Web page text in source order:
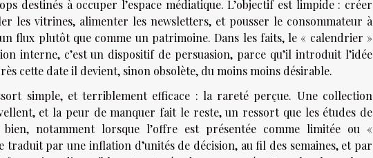
destinés à occuper l’espace médiatique. L’objectif est limpide : créer
les vitrines, alimenter les newsletters, et pousser le consommateur à
flux plutôt que comme un patrimoine. Dans les faits, le « calendrier »
interne, c’est un dispositif de persuasion, parce qu’il introduit l’idée
cette date il devient, sinon obsolète, du moins moins désirable.
simple, et terriblement efficace : la rareté perçue. Une collection
et la peur de manquer fait le reste, un ressort que les études de
bien, notamment lorsque l’offre est présentée comme limitée ou «
traduit par une inflation d’unités de décision, au fil des semaines, et par